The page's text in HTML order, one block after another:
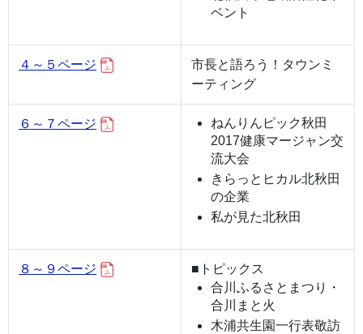
ベント
４～５ページ
市長と語ろう！タウンミ
ーティング
６～７ページ
ねんりんピック秋田
2017健康マージャン交
流大会
きらっとヒカル北秋田
の企業
私が見た北秋田
８～９ページ
■トピックス
合川ふるさとまつり・
合川まと火
木浦共生園一行表敬訪